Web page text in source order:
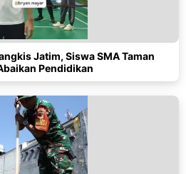
Jatim, Siswa SMA Taman
Pendidikan